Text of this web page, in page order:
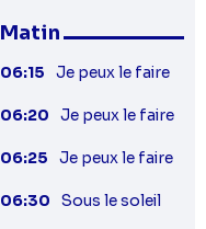
Matin
06:15 Je peux le faire
06:20 Je peux le faire
06:25 Je peux le faire
06:30 Sous le soleil